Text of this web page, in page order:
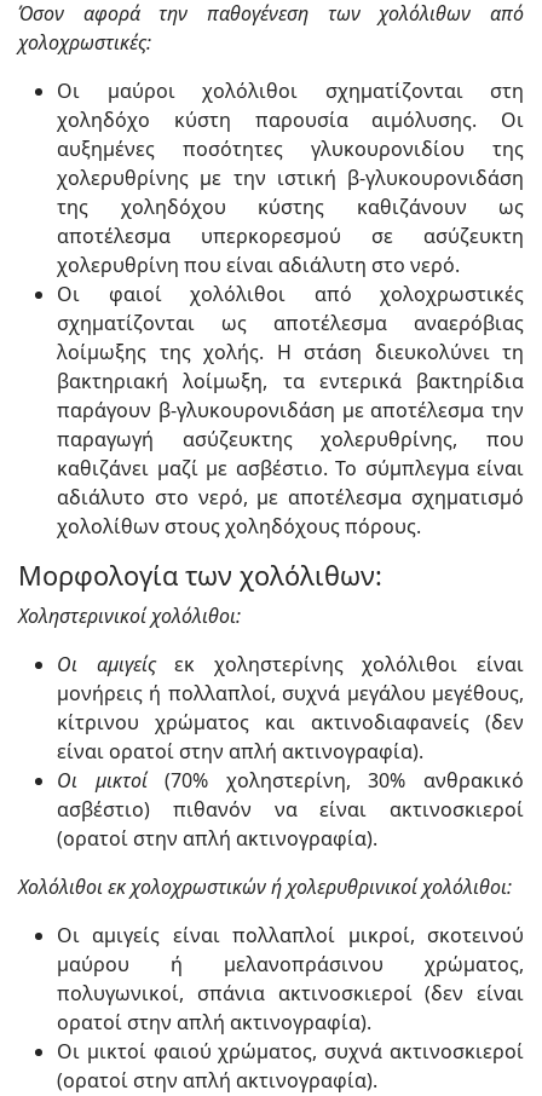
Όσον αφορά την παθογένεση των χολόλιθων από
χολοχρωστικές:
Οι μαύροι χολόλιθοι σχηματίζονται στη
χοληδόχο κύστη παρουσία αιμόλυσης. Οι
αυξημένες ποσότητες γλυκουρονιδίου της
χολερυθρίνης με την ιστική β-γλυκουρονιδάση
της χοληδόχου κύστης καθιζάνουν ως
αποτέλεσμα υπερκορεσμού σε ασύζευκτη
χολερυθρίνη που είναι αδιάλυτη στο νερό.
Οι φαιοί χολόλιθοι από χολοχρωστικές
σχηματίζονται ως αποτέλεσμα αναερόβιας
λοίμωξης της χολής. Η στάση διευκολύνει τη
βακτηριακή λοίμωξη, τα εντερικά βακτηρίδια
παράγουν β-γλυκουρονιδάση με αποτέλεσμα την
παραγωγή ασύζευκτης χολερυθρίνης, που
καθιζάνει μαζί με ασβέστιο. Το σύμπλεγμα είναι
αδιάλυτο στο νερό, με αποτέλεσμα σχηματισμό
χολολίθων στους χοληδόχους πόρους.
Μορφολογία των χολόλιθων:
Χοληστερινικοί χολόλιθοι:
Οι αμιγείςεκ χοληστερίνης χολόλιθοι είναι
μονήρεις ή πολλαπλοί, συχνά μεγάλου μεγέθους,
κίτρινου χρώματος και ακτινοδιαφανείς (δεν
είναι ορατοί στην απλή ακτινογραφία).
Οι μικτοί(70% χοληστερίνη, 30% ανθρακικό
ασβέστιο) πιθανόν να είναι ακτινοσκιεροί
(ορατοί στην απλή ακτινογραφία).
Χολόλιθοι εκ χολοχρωστικών ή χολερυθρινικοί χολόλιθοι:
Οι αμιγείς είναι πολλαπλοί μικροί, σκοτεινού
μαύρου ή μελανοπράσινου χρώματος,
πολυγωνικοί, σπάνια ακτινοσκιεροί (δεν είναι
ορατοί στην απλή ακτινογραφία).
Οι μικτοί φαιού χρώματος, συχνά ακτινοσκιεροί
(ορατοί στην απλή ακτινογραφία).